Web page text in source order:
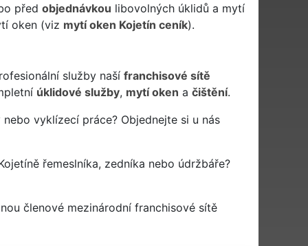
před objednávkou libovolných úklidů a mytí
oken (viz mytí oken Kojetín ceník).
služby naší franchisové sítě
úklidové služby, mytí oken a čištění.
vyklízecí práce? Objednejte si u nás
řemeslníka, zedníka nebo údržbáře?
členové mezinárodní franchisové sítě